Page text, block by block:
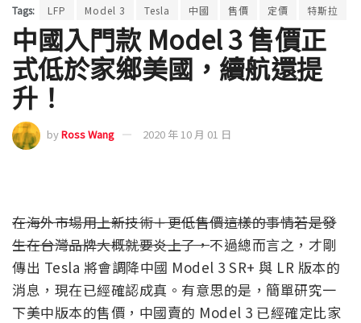
Tags: LFP Model 3 Tesla 中國 售價 定價 特斯拉
中國入門款 Model 3 售價正
式低於家鄉美國，續航還提
升！
byRoss Wang 2020 年 10 月 01 日
在海外市場用上新技術＋更低售價這樣的事情若是發
生在台灣品牌大概就要炎上了，不過總而言之，才剛
傳出 Tesla 將會調降中國 Model 3 SR+ 與 LR 版本的
消息，現在已經確認成真。有意思的是，簡單研究一
下美中版本的售價，中國賣的 Model 3 已經確定比家